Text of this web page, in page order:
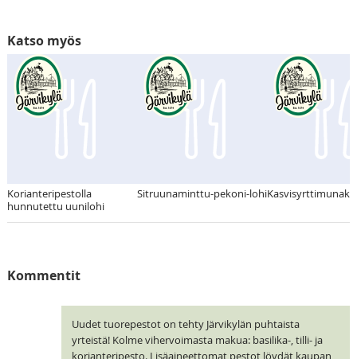
Katso myös
Korianteripestolla
hunnutettu uunilohi
Sitruunaminttu-pekoni-lohi
Kommentit
Uudet tuorepestot on tehty Järvikylän puhtaista
yrteistä! Kolme vihervoimasta makua: basilika-, tilli- ja
korianteripesto. Lisäaineettomat pestot löydät kaupan